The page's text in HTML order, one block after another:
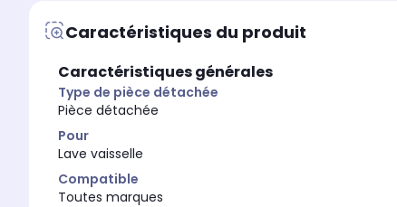
Caractéristiques du produit
Caractéristiques générales
Type de pièce détachée
Pièce détachée
Pour
Lave vaisselle
Compatible
Toutes marques